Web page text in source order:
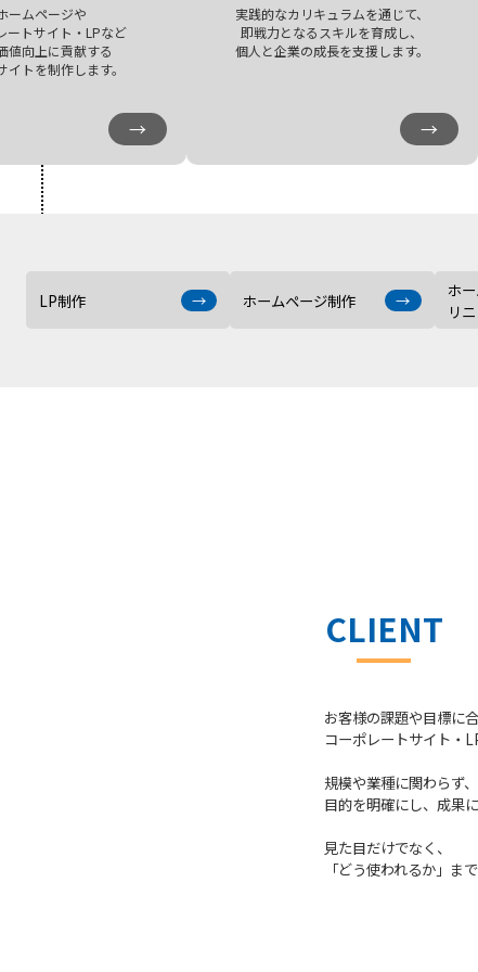
ームページや
ートサイト・LPなど
値向上に貢献する
イトを制作します。
→
実践的なカリキュラムを通じて、
即戦力となるスキルを育成し、
個人と企業の成長を支援します。
→
LP制作 → ホームページ制作 →
ホ
リ
CLIENT
お客様の課題や目標に合
コーポレートサイト・
規模や業種に関わらず、
目的を明確にし、 成果
見た目だけでなく、
「どう使われるか」 ま